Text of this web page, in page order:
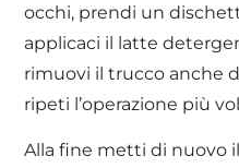
occhi, prendi un
applicaci il latte
rimuovi il trucco anche
ripeti l’operazione più
Alla fine metti di nuovo